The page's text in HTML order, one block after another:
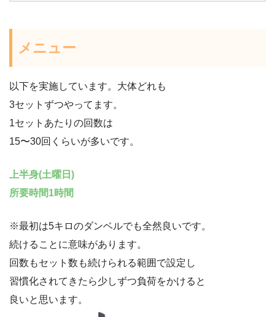
メニュー
以下を実施しています。大体どれも
3セットずつやってます。
1セットあたりの回数は
15〜30回くらいが多いです。
上半身(土曜日)
所要時間1時間
※最初は5キロのダンベルでも全然良いです。
続けることに意味があります。
回数もセット数も続けられる範囲で設定し
習慣化されてきたら少しずつ負荷をかけると
良いと思います。